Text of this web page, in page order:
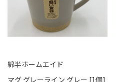
綿半ホームエイド
マグ グレーライン グレー [1個]